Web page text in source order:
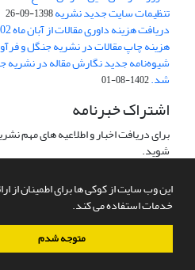
این وب سایت از کوکی ها برای اطمینان از
خدمات استفاده می کند.
متوجه شدم
تنظیمات سایت جدید نشریه1398-09-26
دریافت هزینه داوری مقالات از آبان ماه 1402
هزینه چاپ مقالات در نشریه جنگل و
شیوه‌نامه جدید نگارش مقاله در
شد.1402-08-01
اشتراک خبرنامه
برای دریافت اخبار و اطلاعیه های مهم
شوید.
سامانه مدیریت نشریات علمی.طراحی و